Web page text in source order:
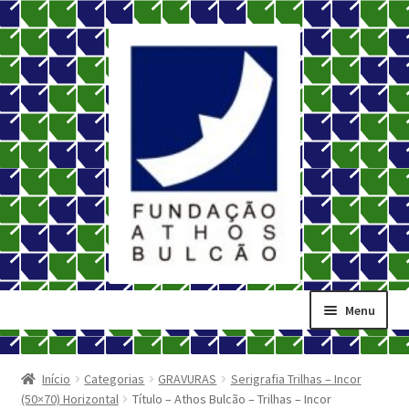
Pular
para
navegação
Pular
para
o
conteúdo
Menu
Início
Carrinho
Contato
Início Categorias GRAVURAS
Serigrafia Trilhas – Incor
(50×70) Horizontal
Título – Athos Bulcão – Trilhas – Incor